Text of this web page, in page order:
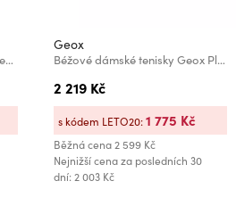
Černé dámské tenisky Geox Nebula 2.0 C
Geox
Béžové dámské tenisky Geox Plummery Plus Fast in
2 219 Kč
Běžná cena2 599 Kč
Nejnižší cena za posledních 30
dní: 2 003 Kč
s kódem LETO20:1 775 Kč